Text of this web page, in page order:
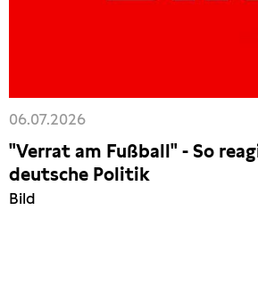
06.07.2026
"Verrat am Fußball" - So
deutsche Politik
Bild